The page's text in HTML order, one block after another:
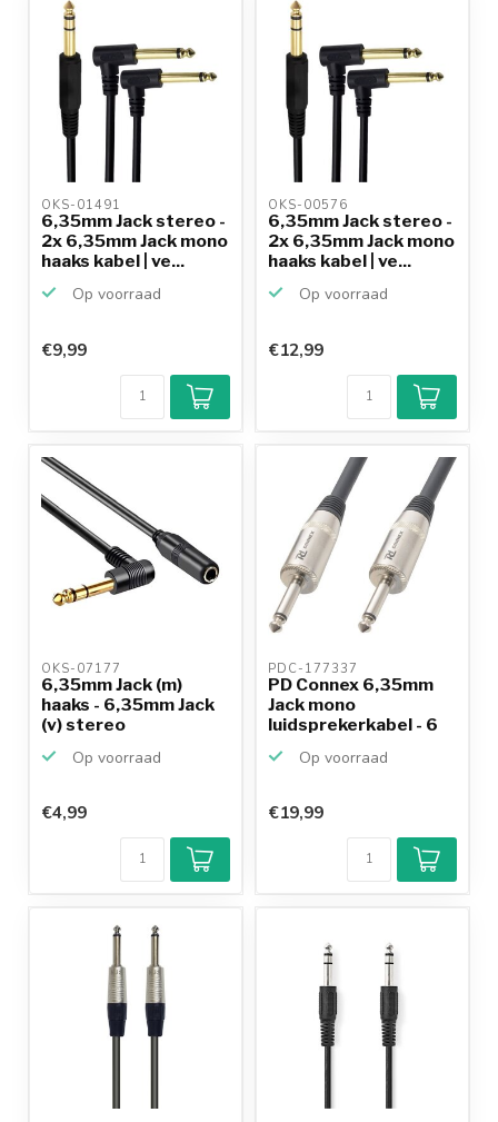
OKS-01491
6,35mm Jack stereo -
2x 6,35mm Jack mono
haaks kabel | ve...
Op voorraad
€9,99
OKS-00576
6,35mm Jack stereo -
2x 6,35mm Jack mono
haaks kabel | ve...
Op voorraad
Klantenbeoordeling
9,2/10
Achteraf
betalen mogelijk
productkennis
€12,99
OKS-07177
6,35mm Jack (m)
haaks - 6,35mm Jack
(v) stereo
Op voorraad
€4,99
PDC-177337
PD Connex 6,35mm
Jack mono
luidsprekerkabel - 6
Op voorraad
€19,99